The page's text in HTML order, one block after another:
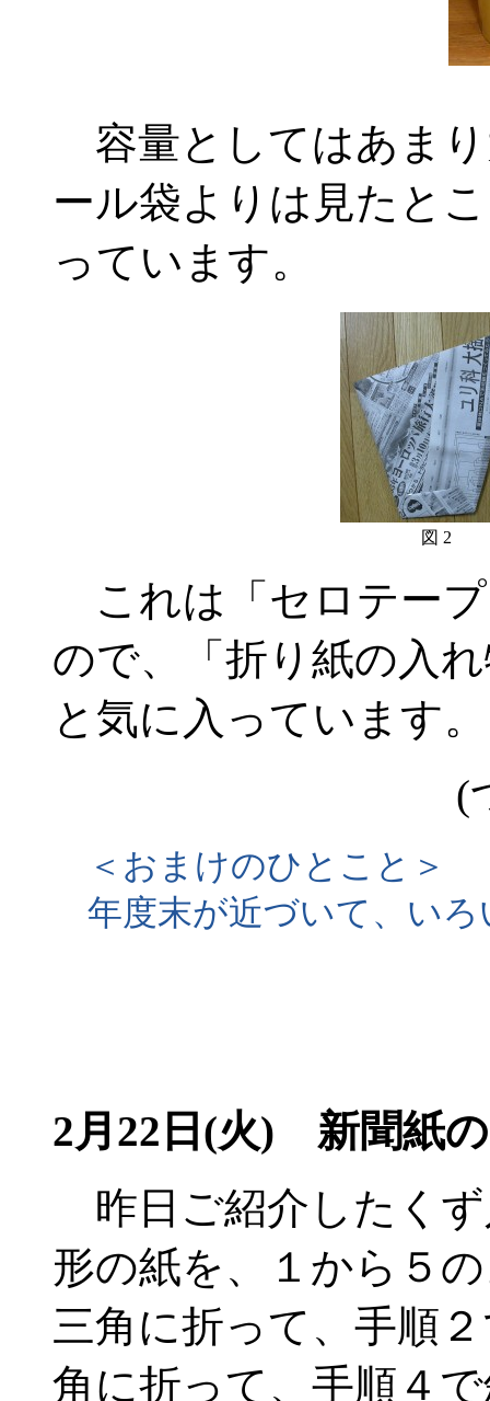
容量としてはあま
ール袋よりは見たと
っています。
図 2
これは「セロテー
ので、「折り紙の入
と気に入っています。
(
＜おまけのひとこと＞
年度末が近づいて、いろ
2月22日(火) 新聞紙
昨日ご紹介したく
形の紙を、１から５
三角に折って、手順
角に折って、手順４